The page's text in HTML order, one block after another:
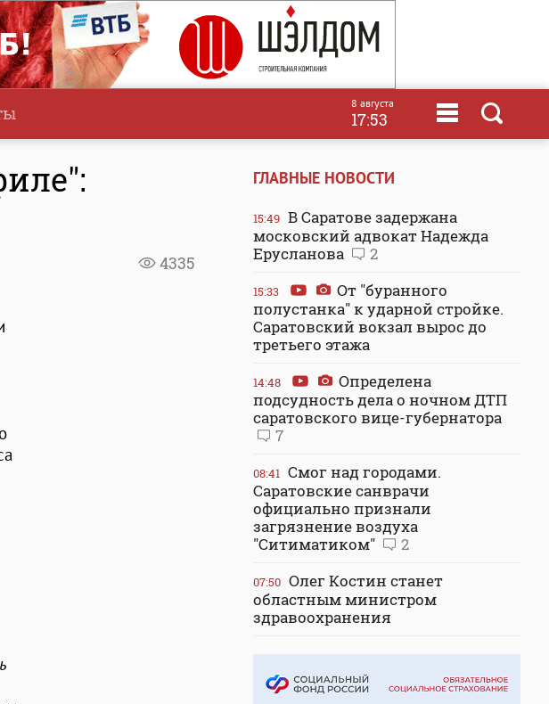
8 августа
17:53
4335
ГЛАВНЫЕ НОВОСТИ
15:49 В Саратове задержана
московский адвокат Надежда
Ерусланова
2
15:33
От "буранного
полустанка" к ударной стройке.
Саратовский вокзал вырос до
третьего этажа
14:48
Определена
подсудность дела о ночном ДТП
саратовского вице-губернатора
7
08:41 Смог над городами.
Саратовские санврачи
официально признали
загрязнение воздуха
"Ситиматиком"
2
07:50 Олег Костин станет
областным министром
здравоохранения